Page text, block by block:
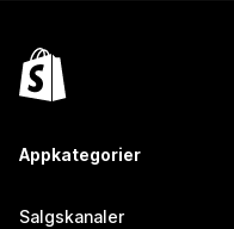
Appkategorier
Salgskanaler